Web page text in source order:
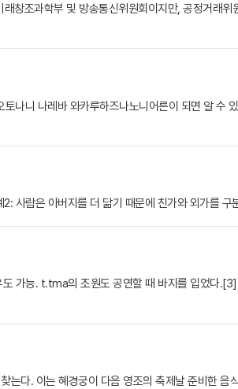
조과학부 및 방송통신위원회이지만, 공정거래
니 나레바 와카루하즈나노니어른이 되면 알 수
사람은 아버지를 더 닮기 때문에 친가와 외가를
가능. t.tma의 조원도 공연할 때 바지를 입었다
다. 이는 혜경궁이 다음 영조의 축제날 준비한 음